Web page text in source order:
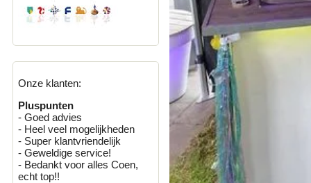
Onze klanten:
Pluspunten
- Goed advies
- Heel veel mogelijkheden
- Super klantvriendelijk
- Geweldige service!
- Bedankt voor alles Coen,
echt top!!